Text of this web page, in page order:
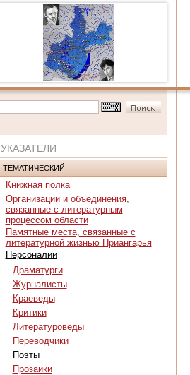
УКАЗАТЕЛИ
ТЕМАТИЧЕСКИЙ
Книжная полка
Организации и объединения,
связанные с литературным
процессом области
Памятные места, связанные с
литературной жизнью Приангарья
Персоналии
Драматурги
Журналисты
Краеведы
Критики
Литературоведы
Переводчики
Поэты
Прозаики